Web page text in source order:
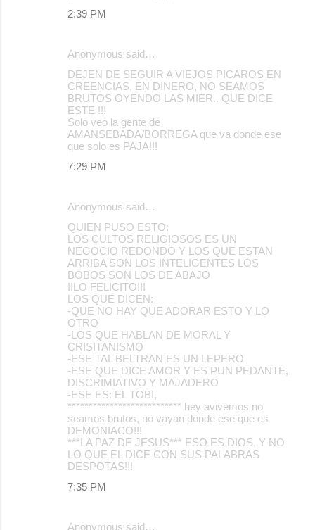
2:39 PM
Anonymous said…
DEJEN DE SEGUIR A VIEJOS PICAROS EN
CREENCIAS, EN DINERO, NO SEAMOS
BRUTOS OYENDO LAS MIER.. QUE DICE
ESTE !!!
Solo veo la gente de
AMANSEBADA/BORREGA que va donde ese
que solo es PAJA!!!
7:29 PM
Anonymous said…
QUIEN PUSO ESTO:
LOS CULTOS RELIGIOSOS ES UN
NEGOCIO REDONDO Y LOS QUE ESTAN
ARRIBA SON LOS INTELIGENTES LOS
BOBOS SON LOS DE ABAJO
!!LO FELICITO!!!
LOS QUE DICEN:
-QUE NO HAY QUE ADORAR ESTO Y LO
OTRO
-LOS QUE HABLAN DE MORAL Y
CRISITANISMO
-ESE TAL BELTRAN ES UN LEPERO
-ESE QUE DICE AMOR Y ES PUN PEDANTE,
DISCRIMIATIVO Y MAJADERO
-ESE ES: EL TOBI,
*************************** hey avivemos no
seamos brutos, no vayan donde ese que es
DEMONIACO!!!
***LA PAZ DE JESUS*** ESO ES DIOS, Y NO
LO QUE EL DICE CON SUS PALABRAS
DESPOTAS!!!
7:35 PM
Anonymous said…